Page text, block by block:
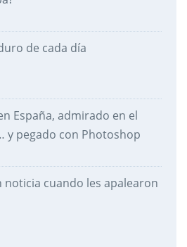
de cada día
España, admirado en el
y pegado con Photoshop
noticia cuando les apalearon